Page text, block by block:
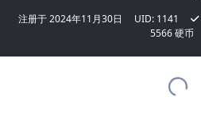
注册于2024年11月30日 UID: 1141
5566 硬币